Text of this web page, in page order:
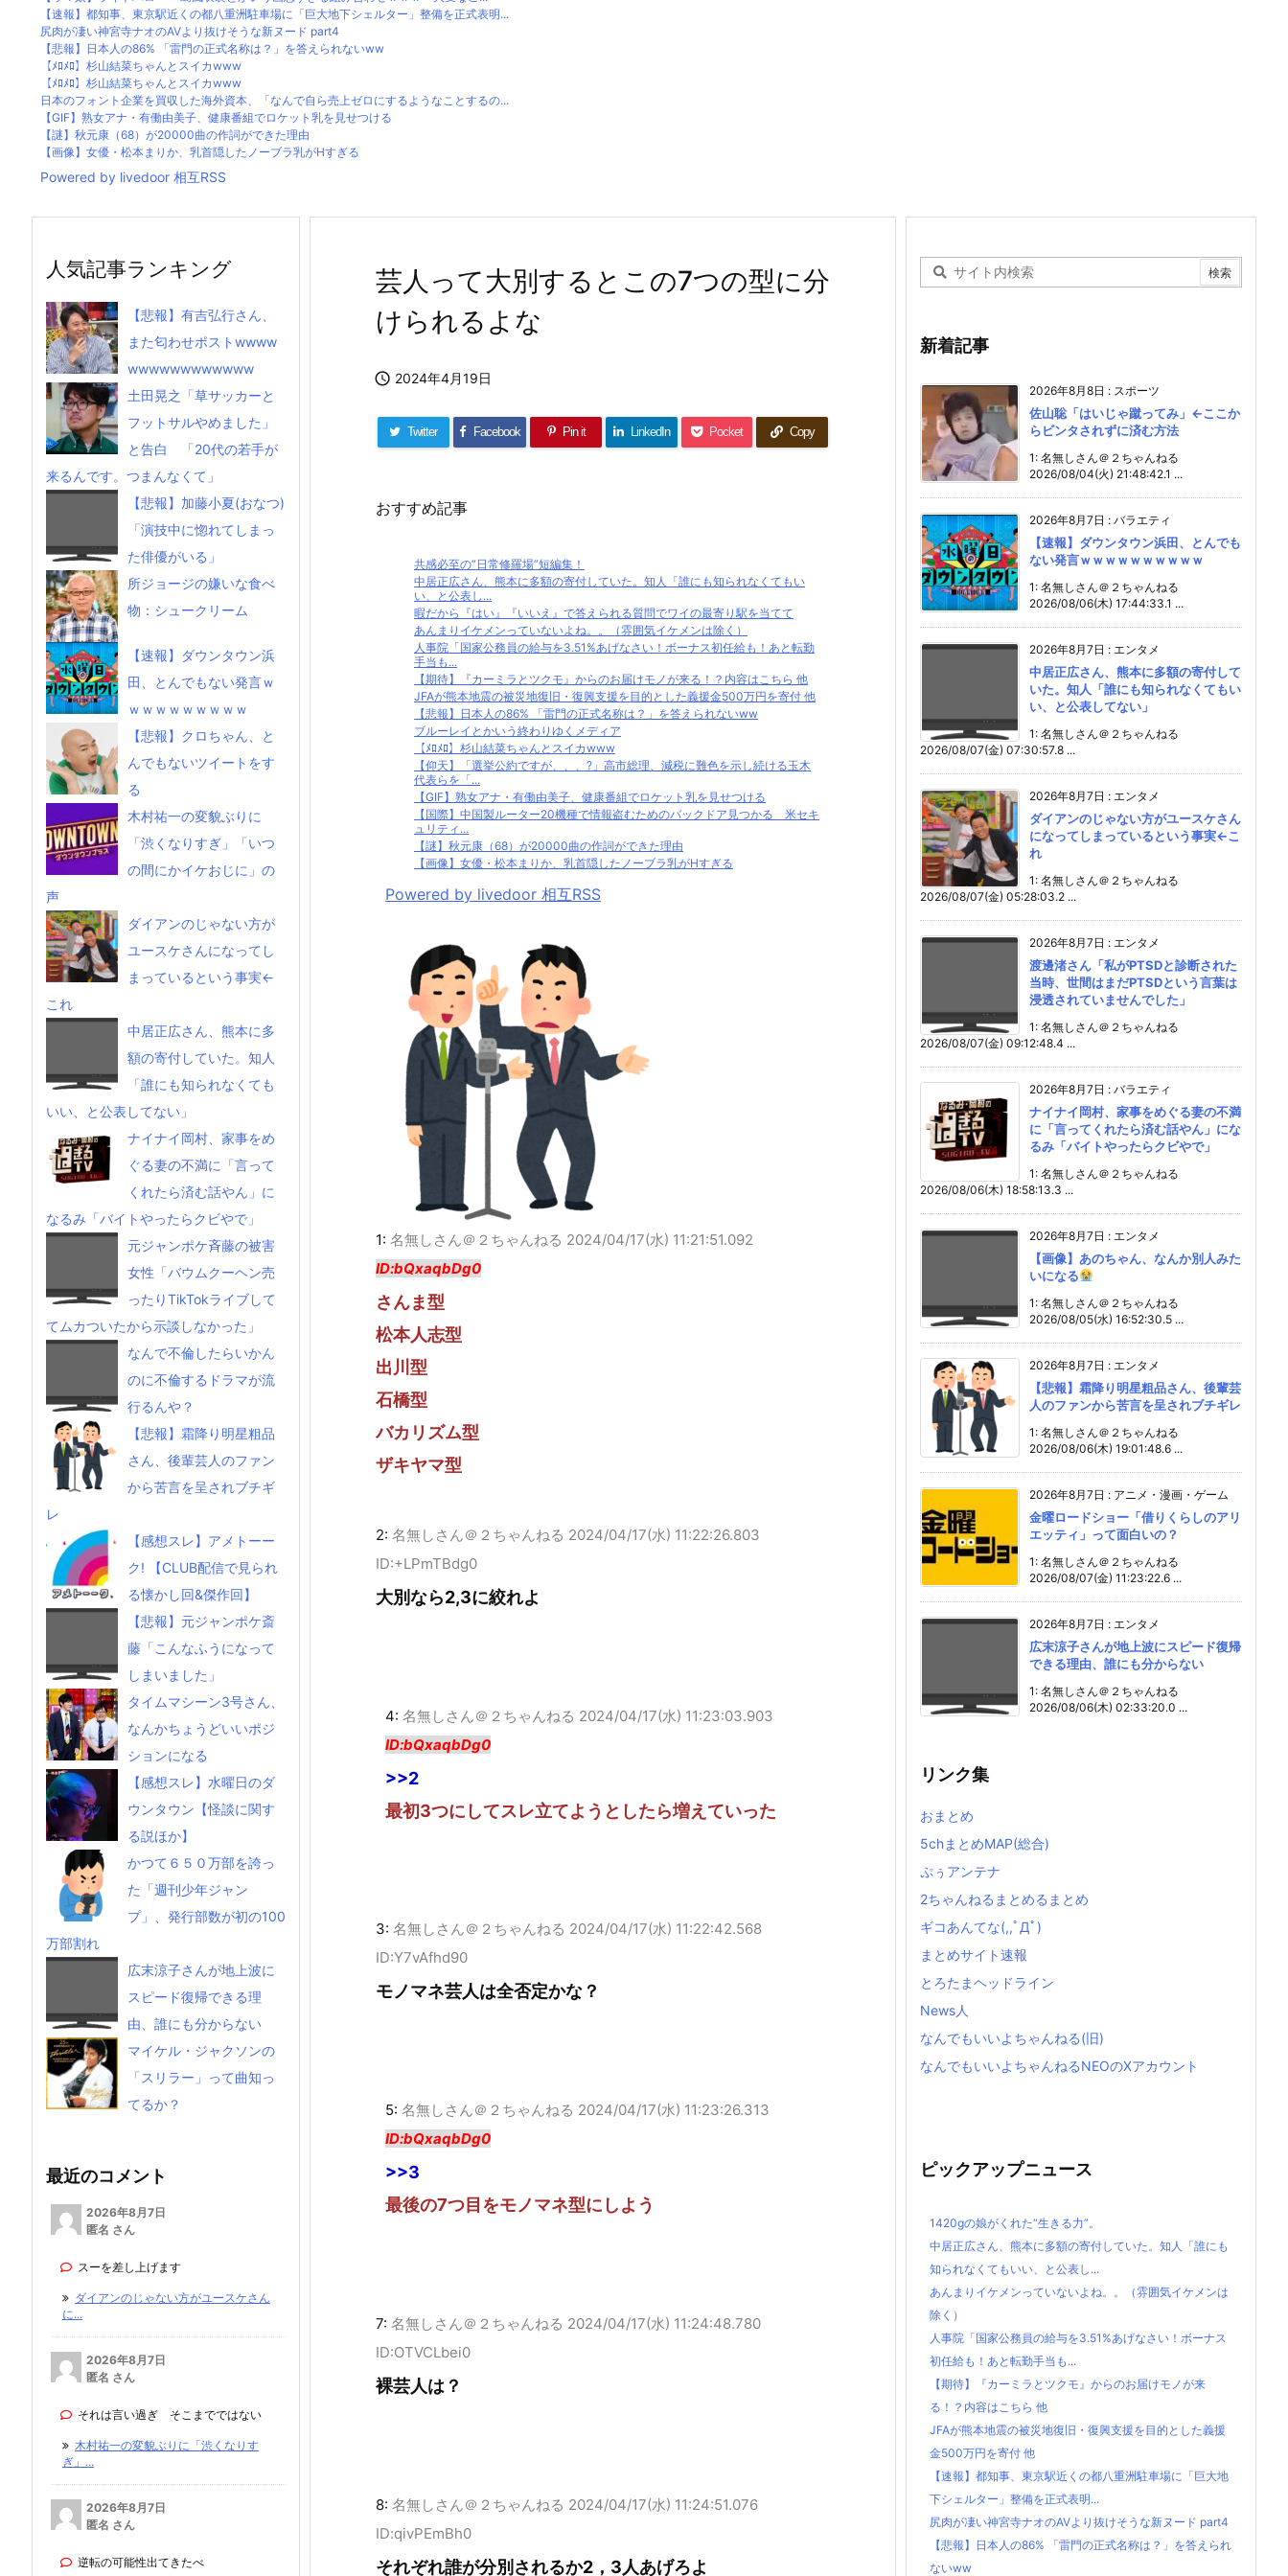
【速報】都知事、東京駅近くの都八重洲駐車場に「巨大地下シェルター」整備を正式表明...
尻肉が凄い神宮寺ナオのAVより抜けそうな新ヌード part4
【悲報】日本人の86% 「雷門の正式名称は？」を答えられないww
【ﾒﾛﾒﾛ】杉山結菜ちゃんとスイカwww
【ﾒﾛﾒﾛ】杉山結菜ちゃんとスイカwww
日本のフォント企業を買収した海外資本、「なんで自ら売上ゼロにするようなことするの...
【GIF】熟女アナ・有働由美子、健康番組でロケット乳を見せつける
【謎】秋元康（68）が20000曲の作詞ができた理由
【画像】女優・松本まりか、乳首隠したノーブラ乳がHすぎる
Powered by livedoor 相互RSS
芸人って大別するとこの7つの型に分
けられるよな
 2024年4月19日
Twitter Facebook Pin it LinkedIn Pocket Copy
おすすめ記事
共感必至の“日常修羅場”短編集！
中居正広さん、熊本に多額の寄付していた。知人「誰にも知られなくてもい
い、と公表し...
暇だから『はい』『いいえ』で答えられる質問でワイの最寄り駅を当てて
あんまりイケメンっていないよね。。（雰囲気イケメンは除く）
人事院「国家公務員の給与を3.51%あげなさい！ボーナス初任給も！あと転勤
手当も...
【期待】『カーミラとツクモ』からのお届けモノが来る！？内容はこちら 他
JFAが熊本地震の被災地復旧・復興支援を目的とした義援金500万円を寄付 他
【悲報】日本人の86% 「雷門の正式名称は？」を答えられないww
ブルーレイとかいう終わりゆくメディア
【ﾒﾛﾒﾛ】杉山結菜ちゃんとスイカwww
【仰天】「選挙公約ですが、、、?」高市総理、減税に難色を示し続ける玉木
代表らを「...
【GIF】熟女アナ・有働由美子、健康番組でロケット乳を見せつける
【国際】中国製ルーター20機種で情報盗むためのバックドア見つかる 米セキ
ュリティ...
【謎】秋元康（68）が20000曲の作詞ができた理由
【画像】女優・松本まりか、乳首隠したノーブラ乳がHすぎる
Powered by livedoor 相互RSS
1: 名無しさん＠２ちゃんねる 2024/04/17(水) 11:21:51.092
ID:bQxaqbDg0
さんま型
松本人志型
出川型
石橋型
バカリズム型
ザキヤマ型
2: 名無しさん＠２ちゃんねる 2024/04/17(水) 11:22:26.803
ID:+LPmTBdg0
大別なら2,3に絞れよ
4: 名無しさん＠２ちゃんねる 2024/04/17(水) 11:23:03.903
ID:bQxaqbDg0
>>2
最初3つにしてスレ立てようとしたら増えていった
3: 名無しさん＠２ちゃんねる 2024/04/17(水) 11:22:42.568
ID:Y7vAfhd90
モノマネ芸人は全否定かな？
5: 名無しさん＠２ちゃんねる 2024/04/17(水) 11:23:26.313
ID:bQxaqbDg0
>>3
最後の7つ目をモノマネ型にしよう
7: 名無しさん＠２ちゃんねる 2024/04/17(水) 11:24:48.780
ID:OTVCLbei0
裸芸人は？
8: 名無しさん＠２ちゃんねる 2024/04/17(水) 11:24:51.076
ID:qivPEmBh0
それぞれ誰が分別されるか2，3人あげろよ
人気記事ランキング
【悲報】有吉弘行さん、
また匂わせポストwwww
wwwwwwwwwwww
土田晃之「草サッカーと
フットサルやめました」
と告白 「20代の若手が
来るんです。つまんなくて」
【悲報】加藤小夏(おなつ)
「演技中に惚れてしまっ
た俳優がいる」
所ジョージの嫌いな食べ
物：シュークリーム
【速報】ダウンタウン浜
田、とんでもない発言ｗ
ｗｗｗｗｗｗｗｗｗ
【悲報】クロちゃん、と
んでもないツイートをす
る
木村祐一の変貌ぶりに
「渋くなりすぎ」「いつ
の間にかイケおじに」の
声
ダイアンのじゃない方が
ユースケさんになってし
まっているという事実←
これ
中居正広さん、熊本に多
額の寄付していた。知人
「誰にも知られなくても
いい、と公表してない」
ナイナイ岡村、家事をめ
ぐる妻の不満に「言って
くれたら済む話やん」に
なるみ「バイトやったらクビやで」
元ジャンポケ斉藤の被害
女性「バウムクーヘン売
ったりTikTokライブして
てムカついたから示談しなかった」
なんで不倫したらいかん
のに不倫するドラマが流
行るんや？
【悲報】霜降り明星粗品
さん、後輩芸人のファン
から苦言を呈されブチギ
レ
【感想スレ】アメトーー
ク! 【CLUB配信で見られ
る懐かし回&傑作回】
【悲報】元ジャンポケ斎
藤「こんなふうになって
しまいました」
タイムマシーン3号さん、
なんかちょうどいいポジ
ションになる
【感想スレ】水曜日のダ
ウンタウン【怪談に関す
る説ほか】
かつて６５０万部を誇っ
た「週刊少年ジャン
プ」、発行部数が初の100
万部割れ
広末涼子さんが地上波に
スピード復帰できる理
由、誰にも分からない
マイケル・ジャクソンの
「スリラー」って曲知っ
てるか？
最近のコメント
2026年8月7日
匿名 さん
スーを差し上げます
ダイアンのじゃない方がユースケさん
に...
2026年8月7日
匿名 さん
それは言い過ぎ そこまでではない
木村祐一の変貌ぶりに「渋くなりす
ぎ」...
2026年8月7日
匿名 さん
逆転の可能性出てきたべ
新着記事
2026年8月8日 : スポーツ
佐山聡「はいじゃ蹴ってみ」←ここか
らビンタされずに済む方法
1: 名無しさん＠２ちゃんねる
2026/08/04(火) 21:48:42.1 ...
2026年8月7日 : バラエティ
【速報】ダウンタウン浜田、とんでも
ない発言ｗｗｗｗｗｗｗｗｗｗ
1: 名無しさん＠２ちゃんねる
2026/08/06(木) 17:44:33.1 ...
2026年8月7日 : エンタメ
中居正広さん、熊本に多額の寄付して
いた。知人「誰にも知られなくてもい
い、と公表してない」
1: 名無しさん＠２ちゃんねる
2026/08/07(金) 07:30:57.8 ...
2026年8月7日 : エンタメ
ダイアンのじゃない方がユースケさん
になってしまっているという事実←こ
れ
1: 名無しさん＠２ちゃんねる
2026/08/07(金) 05:28:03.2 ...
2026年8月7日 : エンタメ
渡邊渚さん「私がPTSDと診断された
当時、世間はまだPTSDという言葉は
浸透されていませんでした」
1: 名無しさん＠２ちゃんねる
2026/08/07(金) 09:12:48.4 ...
2026年8月7日 : バラエティ
ナイナイ岡村、家事をめぐる妻の不満
に「言ってくれたら済む話やん」にな
るみ「バイトやったらクビやで」
1: 名無しさん＠２ちゃんねる
2026/08/06(木) 18:58:13.3 ...
2026年8月7日 : エンタメ
【画像】あのちゃん、なんか別人みた
いになる
1: 名無しさん＠２ちゃんねる
2026/08/05(水) 16:52:30.5 ...
2026年8月7日 : エンタメ
【悲報】霜降り明星粗品さん、後輩芸
人のファンから苦言を呈されブチギレ
1: 名無しさん＠２ちゃんねる
2026/08/06(木) 19:01:48.6 ...
2026年8月7日 : アニメ・漫画・ゲーム
金曜ロードショー「借りくらしのアリ
エッティ」って面白いの？
1: 名無しさん＠２ちゃんねる
2026/08/07(金) 11:23:22.6 ...
2026年8月7日 : エンタメ
広末涼子さんが地上波にスピード復帰
できる理由、誰にも分からない
1: 名無しさん＠２ちゃんねる
2026/08/06(木) 02:33:20.0 ...
リンク集
おまとめ
5chまとめMAP(総合)
ぷぅアンテナ
2ちゃんねるまとめるまとめ
ギコあんてな(,,ﾟДﾟ)
まとめサイト速報
とろたまヘッドライン
News人
なんでもいいよちゃんねる(旧)
なんでもいいよちゃんねるNEOのXアカウント
ピックアップニュース
1420gの娘がくれた“生きる力”。
中居正広さん、熊本に多額の寄付していた。知人「誰にも
知られなくてもいい、と公表し...
あんまりイケメンっていないよね。。（雰囲気イケメンは
除く）
人事院「国家公務員の給与を3.51%あげなさい！ボーナス
初任給も！あと転勤手当も...
【期待】『カーミラとツクモ』からのお届けモノが来
る！？内容はこちら 他
JFAが熊本地震の被災地復旧・復興支援を目的とした義援
金500万円を寄付 他
【速報】都知事、東京駅近くの都八重洲駐車場に「巨大地
下シェルター」整備を正式表明...
尻肉が凄い神宮寺ナオのAVより抜けそうな新ヌード part4
【悲報】日本人の86% 「雷門の正式名称は？」を答えられ
ないww